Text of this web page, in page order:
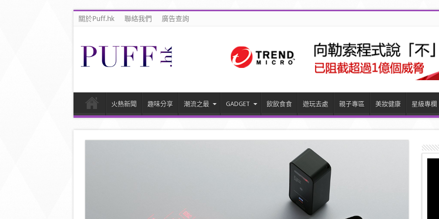
關於Puff.hk 聯絡我們 廣告查詢
火熱新聞 趣味分享 潮流之最 GADGET 飲飲食食 遊玩去處 親子專區 美妝健康 星級專欄